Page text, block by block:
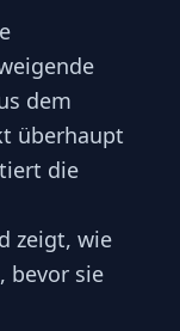
dem
überhaupt
die
zeigt, wie
bevor sie